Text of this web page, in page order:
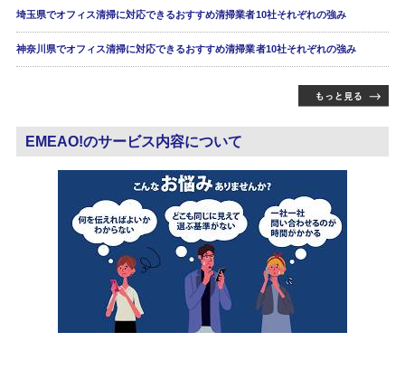
埼玉県でオフィス清掃に対応できるおすすめ清掃業者10社それぞれの強み
神奈川県でオフィス清掃に対応できるおすすめ清掃業者10社それぞれの強み
EMEAO!のサービス内容について